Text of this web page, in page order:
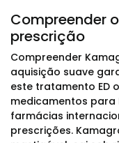
Compreender
prescrição
Compreender
aquisição suave
este tratamento ED
medicamentos para
farmácias
prescrições.